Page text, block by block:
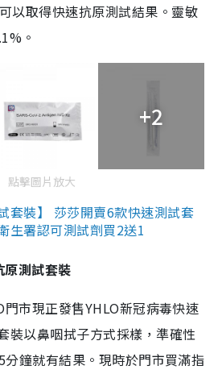
以取得快速抗原測試結果。靈敏
。
+2
點擊圖片放大
套裝】 莎莎開賣6款快速測試套
生署認可測試劑買2送1
原測試套裝
門市現正發售YHLO新冠病毒快速
裝以鼻咽拭子方式採樣，準確性
鐘就有結果。現時於門市買滿指